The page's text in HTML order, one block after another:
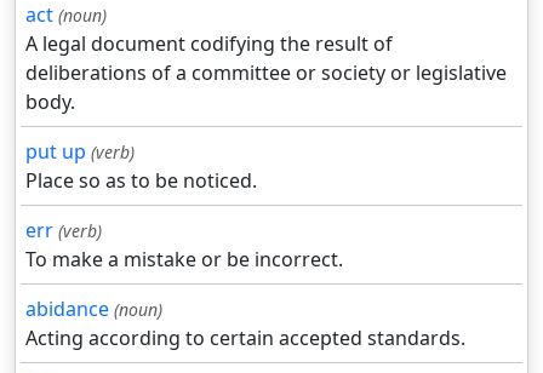
act (noun)
A legal document codifying the result of
deliberations of a committee or society or legislative
body.
put up (verb)
Place so as to be noticed.
err (verb)
To make a mistake or be incorrect.
abidance (noun)
Acting according to certain accepted standards.